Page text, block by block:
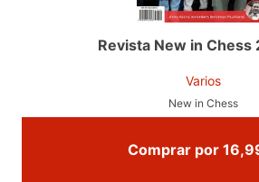
Revista New in Chess
Varios
New in Chess